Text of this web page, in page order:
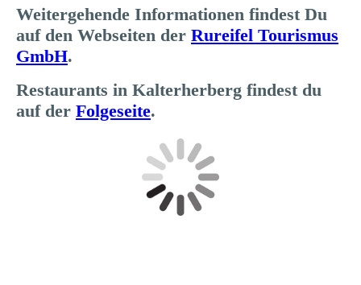
Weitergehende Informationen findest Du
auf den Webseiten der Rureifel Tourismus
GmbH.
Restaurants in Kalterherberg findest du
auf der Folgeseite.